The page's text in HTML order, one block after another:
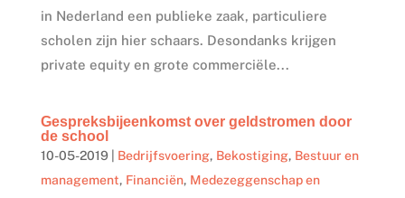
in Nederland een publieke zaak, particuliere
scholen zijn hier schaars. Desondanks krijgen
private equity en grote commerciële...
Gespreksbijeenkomst over geldstromen door
de school
10-05-2019| Bedrijfsvoering, Bekostiging, Bestuur en
management, Financiën, Medezeggenschap en